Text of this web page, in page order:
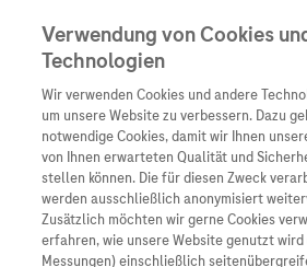
Verwendung von Cookies
Technologien
Wir verwenden Cookies und andere
um unsere Website zu verbessern. Dazu
notwendige Cookies, damit wir Ihnen
von Ihnen erwarteten Qualität und
stellen können. Die für diesen Zweck
werden ausschließlich anonymisiert
Zusätzlich möchten wir gerne Cookies
erfahren, wie unsere Website genutzt
Messungen) einschließlich